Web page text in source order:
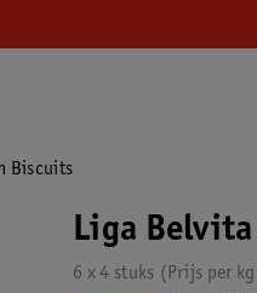
Biscuits
Liga
6 x 4 stuks Prijs per kg